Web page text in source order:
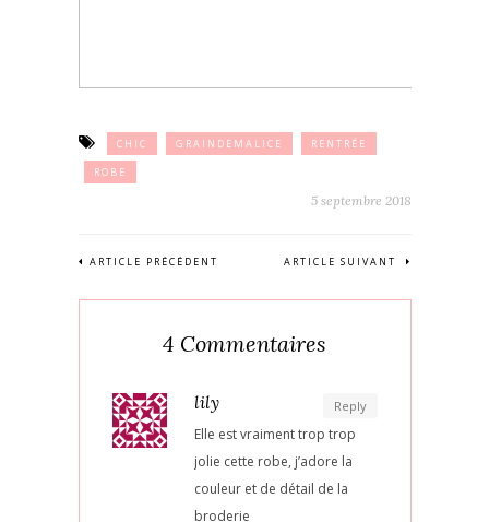
CHIC GRAINDEMALICE
RENTRÉE
ROBE
5 septembre 2018
ARTICLE PRÉCÉDENT ARTICLE SUIVANT
4 Commentaires
Reply
lily
Elle est vraiment trop trop
jolie cette robe, j’adore la
couleur et de détail de la
broderie